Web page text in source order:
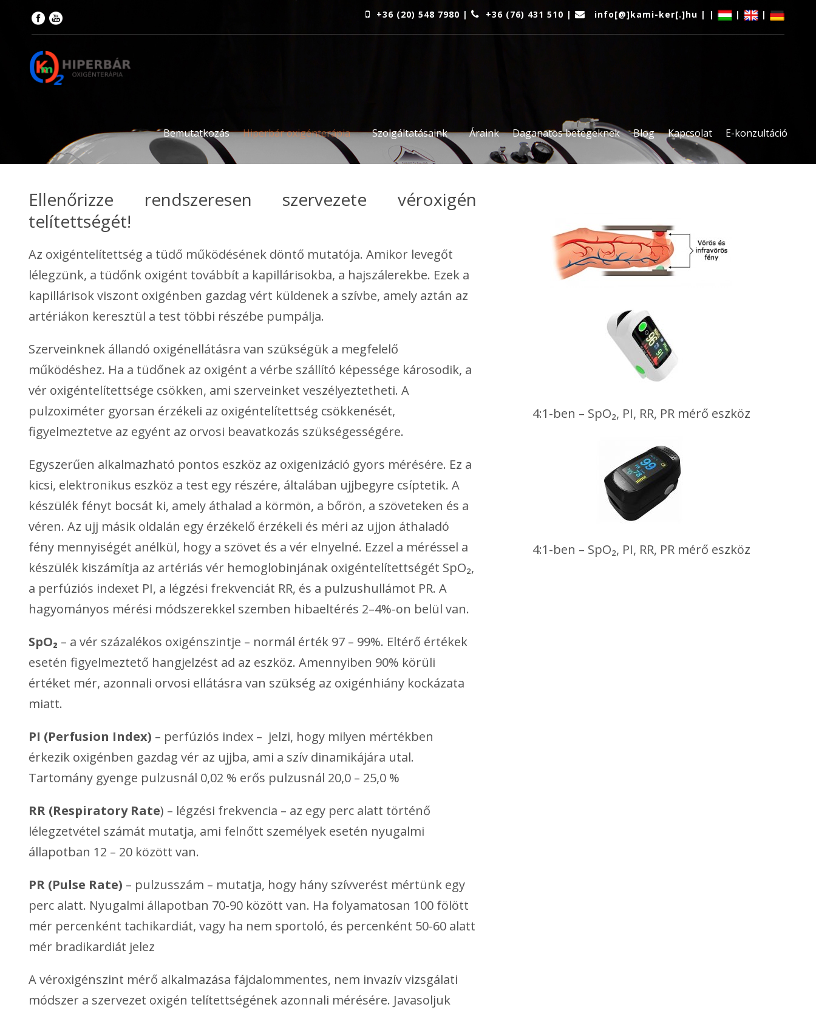
+36 (20) 548 7980 | +36 (76) 431 510 | info[@]kami-ker[.]hu | | | |
Bemutatkozás Hiperbár oxigénterápia Szolgáltatásaink Áraink Daganatos betegeknek Blog Kapcsolat E-konzultáció
Ellenőrizze rendszeresen szervezete véroxigén
telítettségét!
Az oxigéntelítettség a tüdő működésének döntő mutatója. Amikor levegőt
lélegzünk, a tüdőnk oxigént továbbít a kapillárisokba, a hajszálerekbe. Ezek a
kapillárisok viszont oxigénben gazdag vért küldenek a szívbe, amely aztán az
artériákon keresztül a test többi részébe pumpálja.
Szerveinknek állandó oxigénellátásra van szükségük a megfelelő
működéshez. Ha a tüdőnek az oxigént a vérbe szállító képessége károsodik, a
vér oxigéntelítettsége csökken, ami szerveinket veszélyeztetheti. A
pulzoximéter gyorsan érzékeli az oxigéntelítettség csökkenését,
figyelmeztetve az egyént az orvosi beavatkozás szükségességére.
Egyszerűen alkalmazható pontos eszköz az oxigenizáció gyors mérésére. Ez a
kicsi, elektronikus eszköz a test egy részére, általában ujjbegyre csíptetik. A
készülék fényt bocsát ki, amely áthalad a körmön, a bőrön, a szöveteken és a
véren. Az ujj másik oldalán egy érzékelő érzékeli és méri az ujjon áthaladó
fény mennyiségét anélkül, hogy a szövet és a vér elnyelné. Ezzel a méréssel a
készülék kiszámítja az artériás vér hemoglobinjának oxigéntelítettségét SpO₂,
a perfúziós indexet PI, a légzési frekvenciát RR, és a pulzushullámot PR. A
hagyományos mérési módszerekkel szemben hibaeltérés 2–4%-on belül van.
SpO₂ – a vér százalékos oxigénszintje – normál érték 97 – 99%. Eltérő értékek
esetén figyelmeztető hangjelzést ad az eszköz. Amennyiben 90% körüli
értéket mér, azonnali orvosi ellátásra van szükség az oxigénhiány kockázata
miatt.
PI (Perfusion Index) – perfúziós index – jelzi, hogy milyen mértékben
érkezik oxigénben gazdag vér az ujjba, ami a szív dinamikájára utal.
Tartomány gyenge pulzusnál 0,02 % erős pulzusnál 20,0 – 25,0 %
RR (Respiratory Rate) – légzési frekvencia – az egy perc alatt történő
lélegzetvétel számát mutatja, ami felnőtt személyek esetén nyugalmi
állapotban 12 – 20 között van.
PR (Pulse Rate) – pulzusszám – mutatja, hogy hány szívverést mértünk egy
perc alatt. Nyugalmi állapotban 70-90 között van. Ha folyamatosan 100 fölött
mér percenként tachikardiát, vagy ha nem sportoló, és percenként 50-60 alatt
mér bradikardiát jelez
A véroxigénszint mérő alkalmazása fájdalommentes, nem invazív vizsgálati
módszer a szervezet oxigén telítettségének azonnali mérésére. Javasoljuk
4:1-ben – SpO₂, PI, RR, PR mérő eszköz
4:1-ben – SpO₂, PI, RR, PR mérő eszköz